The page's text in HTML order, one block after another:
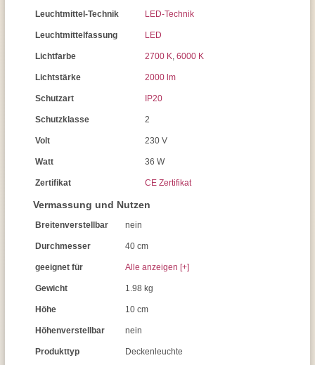
Leuchtmittel-Technik LED-Technik
Leuchtmittelfassung LED
Lichtfarbe 2700 K, 6000 K
Lichtstärke 2000 lm
Schutzart IP20
Schutzklasse 2
Volt 230 V
Watt 36 W
Zertifikat CE Zertifikat
Vermassung und Nutzen
Breitenverstellbar nein
Durchmesser 40 cm
geeignet für Alle anzeigen [+]
Gewicht 1.98 kg
Höhe 10 cm
Höhenverstellbar nein
Produkttyp Deckenleuchte